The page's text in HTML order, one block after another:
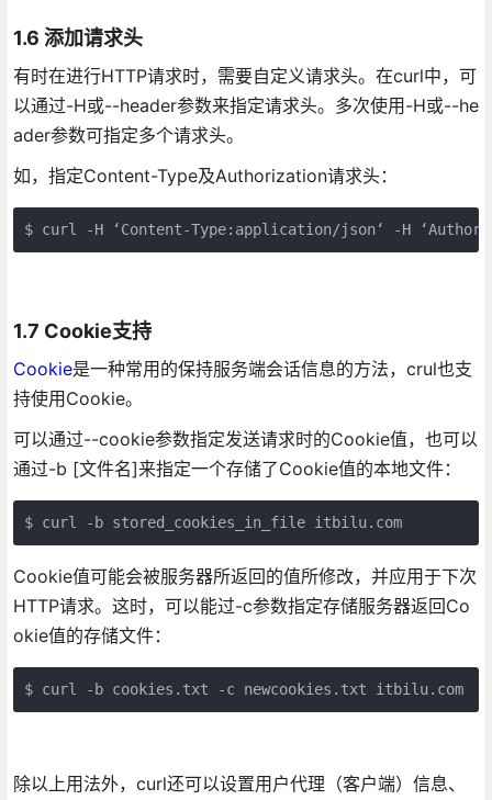
1.6 添加请求头
有时在进行HTTP请求时，需要自定义请求头。在curl中，可
以通过-H或--header参数来指定请求头。多次使用-H或--he
ader参数可指定多个请求头。
如，指定Content-Type及Authorization请求头：
1.7 Cookie支持
Cookie是一种常用的保持服务端会话信息的方法，crul也支
持使用Cookie。
可以通过--cookie参数指定发送请求时的Cookie值，也可以
通过-b [文件名]来指定一个存储了Cookie值的本地文件：
$ curl -b stored_cookies_in_file itbilu.com
Cookie值可能会被服务器所返回的值所修改，并应用于下次
HTTP请求。这时，可以能过-c参数指定存储服务器返回Co
okie值的存储文件：
$ curl -b cookies.txt -c newcookies.txt itbilu.com
除以上用法外，curl还可以设置用户代理（客户端）信息、